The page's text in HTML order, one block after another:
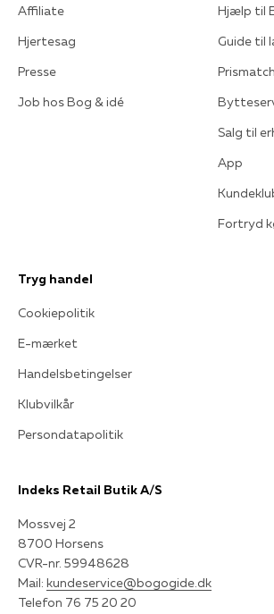
Affiliate
Hjertesag
Presse
Job hos Bog & idé
Hjælp til
Guide til
Prismatch
Salg til
App
Fortryd
Tryg handel
Cookiepolitik
E-mærket
Handelsbetingelser
Klubvilkår
Persondatapolitik
Indeks Retail Butik A/S
Mossvej 2
8700 Horsens
CVR-nr. 59948628
Mail: kundeservice@bogogide.dk
Telefon 76 75 20 20